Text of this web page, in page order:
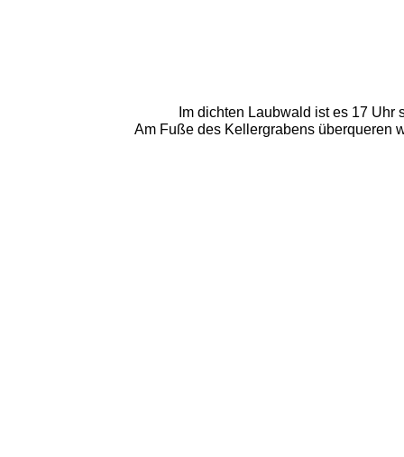
Im dichten Laubwald ist es 17
Am Fuße des Kellergrabens überqueren